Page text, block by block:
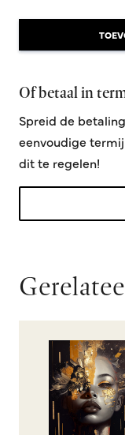
Of betaal in
Spreid de
eenvoudige
dit te regelen!